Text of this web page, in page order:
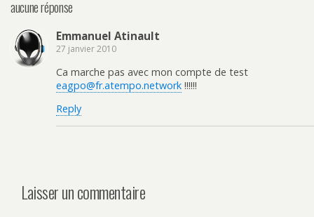
aucune réponse
Emmanuel Atinault
27 janvier 2010
Ca marche pas avec mon compte de test
eagpo@fr.atempo.network !!!!!!
Reply
Laisser un commentaire